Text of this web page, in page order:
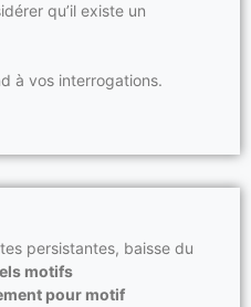
qu’il existe un
à vos interrogations.
persistantes, baisse du
motifs
pour motif